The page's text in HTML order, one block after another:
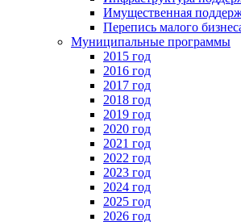
Имущественная
Перепись малого
Муниципальные программы
2015 год
2016 год
2017 год
2018 год
2019 год
2020 год
2021 год
2022 год
2023 год
2024 год
2025 год
2026 год